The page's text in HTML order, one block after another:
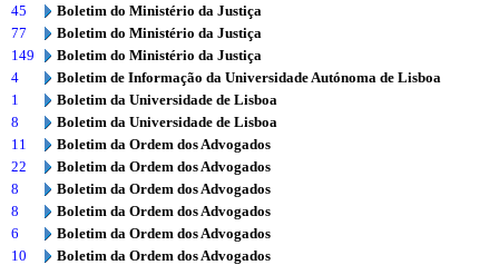
45
Boletim do Ministério da Justiça
77
Boletim do Ministério da Justiça
149
Boletim do Ministério da Justiça
4
Boletim de Informação da Universidade Autónoma de Lisboa
1
Boletim da Universidade de Lisboa
8
Boletim da Universidade de Lisboa
11
Boletim da Ordem dos Advogados
22
Boletim da Ordem dos Advogados
8
Boletim da Ordem dos Advogados
8
Boletim da Ordem dos Advogados
6
Boletim da Ordem dos Advogados
10
Boletim da Ordem dos Advogados